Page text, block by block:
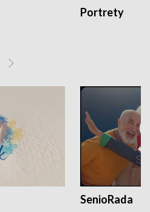
Portrety
SenioRada